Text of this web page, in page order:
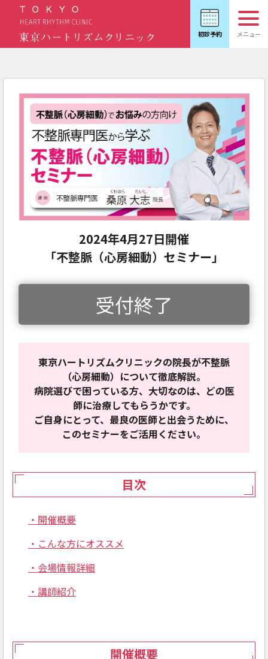
2024年4月27日開催
「不整脈（心房細動）セミナー」
受付終了
東京ハートリズムクリニックの院長が不整脈
（心房細動）について徹底解説。
病院選びで困っている方、大切なのは、どの医
師に治療してもらうかです。
ご自身にとって、最良の医師と出会うために、
このセミナーをご活用ください。
目次
・開催概要
・こんな方にオススメ
・会場情報詳細
・講師紹介
開催概要